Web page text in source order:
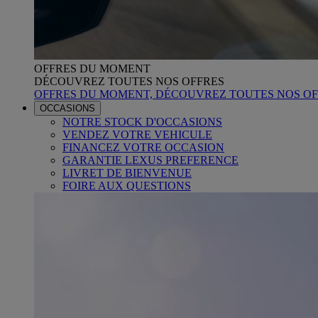
OFFRES DU MOMENT
DÉCOUVREZ TOUTES NOS OFFRES
OFFRES DU MOMENT, DÉCOUVREZ TOUTES NOS
OCCASIONS
NOTRE STOCK D'OCCASIONS
VENDEZ VOTRE VEHICULE
FINANCEZ VOTRE OCCASION
GARANTIE LEXUS PREFERENCE
LIVRET DE BIENVENUE
FOIRE AUX QUESTIONS